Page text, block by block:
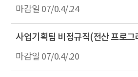
07/0.4/.24
사업기획팀 비정규직(전산 프로
07/0.4/.20